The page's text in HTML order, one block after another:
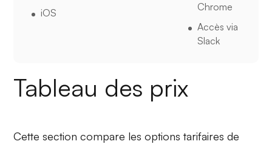
iOS
Chrome
Accès via
Slack
Tableau des prix
Cette section compare les options tarifaires de